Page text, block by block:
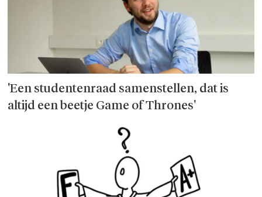
'Een studentenraad samenstellen, dat is
altijd een beetje Game of Thrones'